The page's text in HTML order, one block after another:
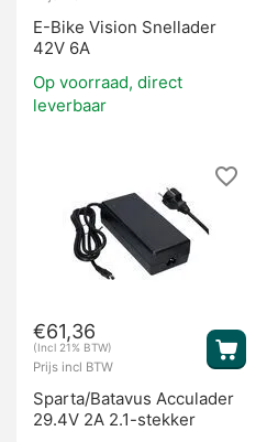
E-Bike Vision Snellader
42V 6A
Op voorraad, direct
leverbaar
€61,36
(Incl 21% BTW)
Prijs incl BTW
Sparta/Batavus Acculader
29.4V 2A 2.1-stekker